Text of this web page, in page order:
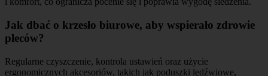
Jak dbać o krzesło biurowe, aby wspierało zdrowie
pleców?
Regularne czyszczenie, kontrola ustawień oraz użycie
ergonomicznych akcesoriów, takich jak poduszki lędźwiowe,